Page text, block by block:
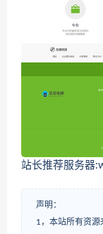
站长推荐服务器
声明：
1，本站所有资